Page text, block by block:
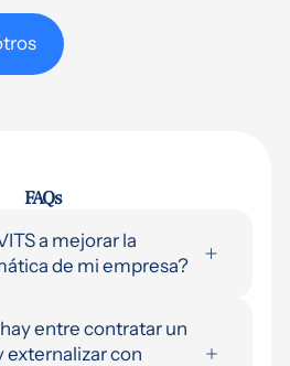
FAQs
a mejorar la
de mi empresa?
puntos críticos y
concretas: protección
entre contratar un
con